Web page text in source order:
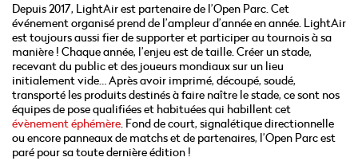
Depuis 2017, LightAir est partenaire de l’Open Parc. Cet
événement organisé prend de l’ampleur d’année en année. LightAir
est toujours aussi fier de supporter et participer au tournois à sa
manière ! Chaque année, l’enjeu est de taille. Créer un stade,
recevant du public et des joueurs mondiaux sur un lieu
initialement vide… Après avoir imprimé, découpé, soudé,
transporté les produits destinés à faire naître le stade, ce sont nos
équipes de pose qualifiées et habituées qui habillent cet
évènement éphémère. Fond de court, signalétique directionnelle
ou encore panneaux de matchs et de partenaires, l’Open Parc est
paré pour sa toute dernière édition !